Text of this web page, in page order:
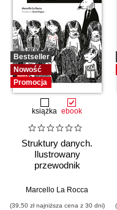
Bestseller
Nowość
Promocja
książka ebook
Struktury danych.
Ilustrowany
przewodnik
Marcello La Rocca
(39,50 zł najniższa cena z 30 dni)